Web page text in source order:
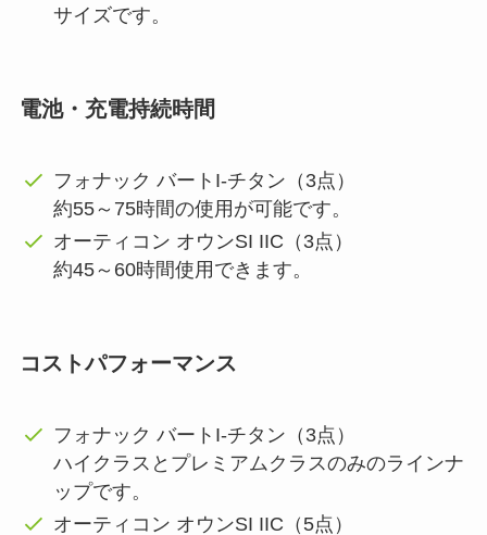
サイズです。
電池・充電持続時間
フォナック バートI-チタン（3点）
約55～75時間の使用が可能です。
オーティコン オウンSI IIC（3点）
約45～60時間使用できます。
コストパフォーマンス
フォナック バートI-チタン（3点）
ハイクラスとプレミアムクラスのみのラインナ
ップです。
オーティコン オウンSI IIC（5点）